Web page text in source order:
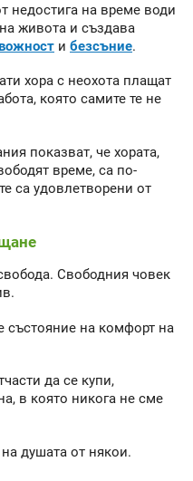
недостига на време води
живота и създава
и безсъние.
хора с неохота плащат
която самите те не
показват, че хората,
време, са по-
са удовлетворени от
Свободния човек
състояние на комфорт на
да се купи,
в която никога не сме
душата от някои.